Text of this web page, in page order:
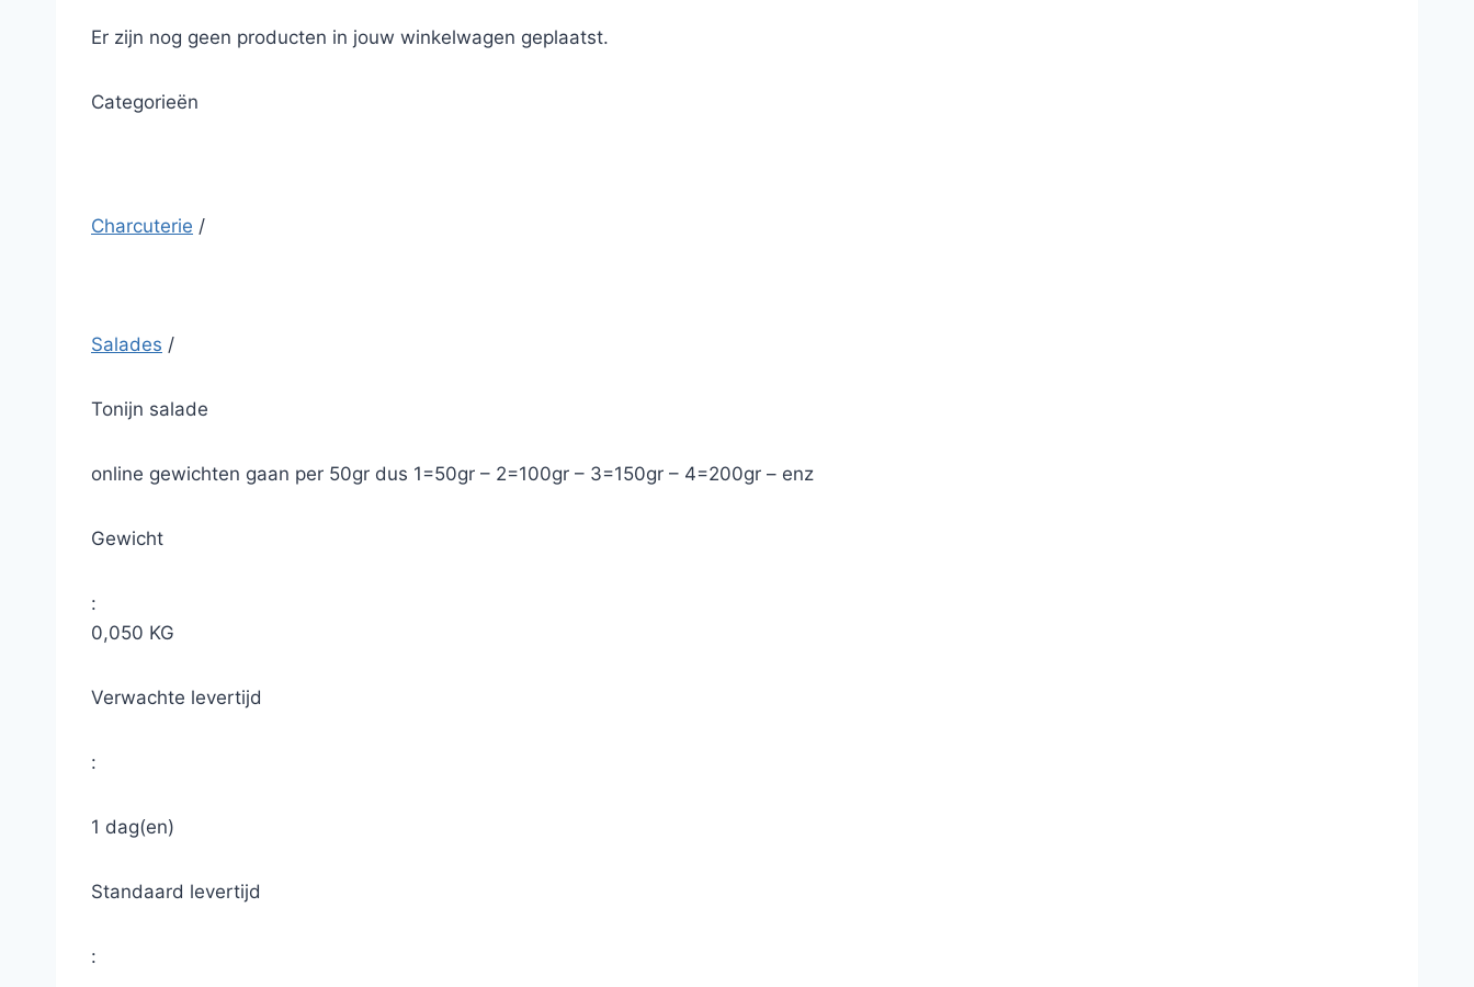
Er zijn nog geen producten in jouw winkelwagen geplaatst.
Categorieën
Charcuterie /
Salades /
Tonijn salade
online gewichten gaan per 50gr dus 1=50gr – 2=100gr – 3=150gr – 4=200gr – enz
Gewicht
:
0,050 KG
Verwachte levertijd
:
1 dag(en)
Standaard levertijd
: